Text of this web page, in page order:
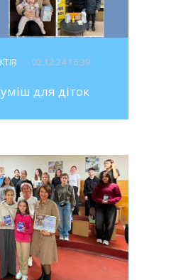
- 02.12.24 16:39
для діток